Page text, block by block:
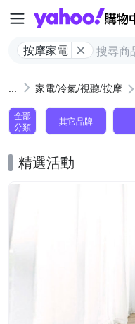
按摩家電
家電/冷氣/視聽/按摩
全部
分類
其它品牌
精選活動